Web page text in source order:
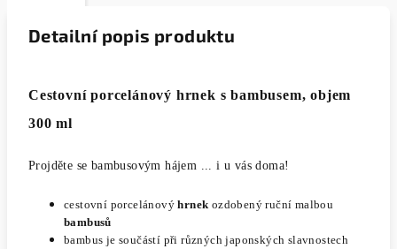
Detailní popis produktu
Cestovní porcelánový hrnek s bambusem, objem
300 ml
Projděte se bambusovým hájem ... i u vás doma!
cestovní porcelánovýhrnek ozdobený ruční malbou
bambusů
bambus je součástí při různých japonských slavnostech